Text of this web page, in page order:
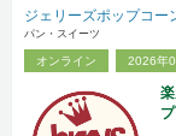
ジェリーズポップコー
パン・スイーツ
オンライン 2026年